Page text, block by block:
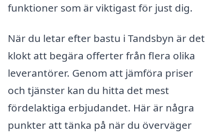
funktioner som är viktigast för just dig.
När du letar efter bastu i Tandsbyn är det
klokt att begära offerter från flera olika
leverantörer. Genom att jämföra priser
och tjänster kan du hitta det mest
fördelaktiga erbjudandet. Här är några
punkter att tänka på när du överväger